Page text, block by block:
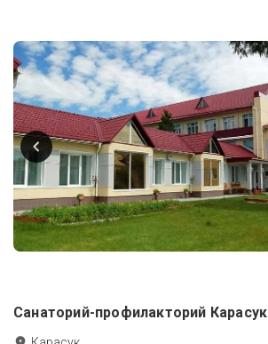
Санаторий-профилакторий Карасук